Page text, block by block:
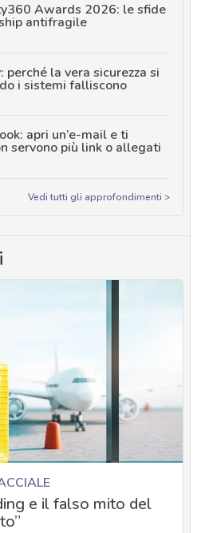
Awards 2026: le sfide
antifragile
perché la vera sicurezza si
i sistemi falliscono
apri un’e-mail e ti
servono più link o allegati
Vedi tutti gli approfondimenti >
e il falso mito del